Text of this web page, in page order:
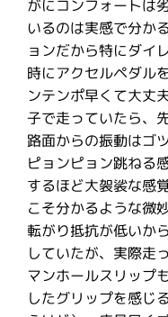
がにコンフォートは
いるのは実感で分か
ョンだから特にダイ
時にアクセルペダル
ンテンポ早くて大丈
子で走っていたら、
路面からの振動はゴ
ピョンピョン跳ねる
するほど大袈裟な感
こそ分かるような微
転がり抵抗が低いか
していたが、実際走
マンホールスリップ
したグリップを感じ